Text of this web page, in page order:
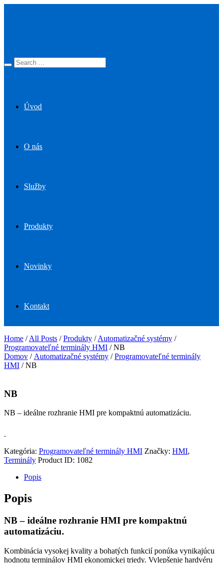
Úvod
O nás
Služby
Produkty
Novinky
Kontakt
Home /All Posts /Produkty /Automatizačné systémy /
Programovateľné terminály HMI /NB
Domov / Automatizačné systémy /Programovateľné terminály
HMI / NB
NB
NB – ideálne rozhranie HMI pre kompaktnú automatizáciu.
.
Kategória: Programovateľné terminály HMI Značky: HMI,
Terminály Product ID: 1082
Popis
Popis
NB – ideálne rozhranie HMI pre kompaktnú
automatizáciu.
Kombinácia vysokej kvality a bohatých funkcií ponúka vynikajúcu
hodnotu terminálov HMI ekonomickej triedy. Vylepšenie hardvéru